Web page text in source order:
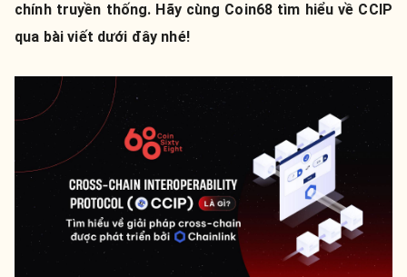
chính truyền thống. Hãy cùng Coin68 tìm hiểu về CCIP
qua bài viết dưới đây nhé!